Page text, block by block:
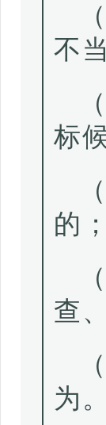
不
标
的；
查
为。